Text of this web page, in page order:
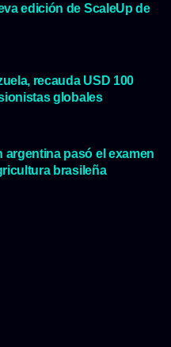
edición de ScaleUp de
recauda USD 100
globales
argentina pasó el examen
brasileña